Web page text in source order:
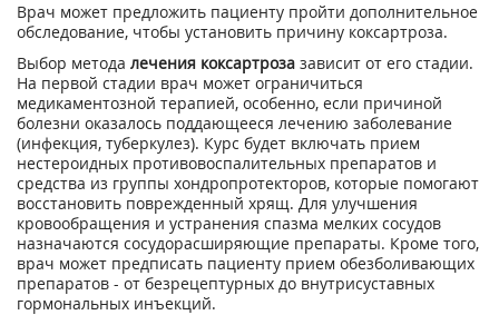
Врач может предложить пациенту пройти дополнительное
обследование, чтобы установить причину коксартроза.
Выбор метода лечения коксартроза зависит от его стадии.
На первой стадии врач может ограничиться
медикаментозной терапией, особенно, если причиной
болезни оказалось поддающееся лечению заболевание
(инфекция, туберкулез). Курс будет включать прием
нестероидных противовоспалительных препаратов и
средства из группы хондропротекторов, которые помогают
восстановить поврежденный хрящ. Для улучшения
кровообращения и устранения спазма мелких сосудов
назначаются сосудорасширяющие препараты. Кроме того,
врач может предписать пациенту прием обезболивающих
препаратов - от безрецептурных до внутрисуставных
гормональных инъекций.